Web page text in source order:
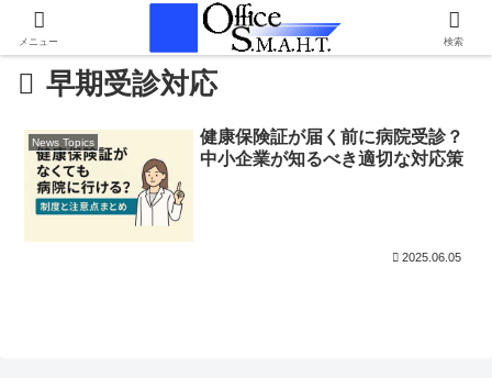
早期受診対応
News Topics
健康保険証が届く前に病院受診？
中小企業が知るべき適切な対応策
2025.06.05
メニュー 検索